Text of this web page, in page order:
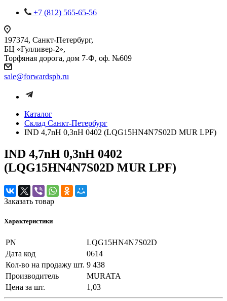
+7 (812) 565-65-56
197374, Санкт-Петербург,
БЦ «Гулливер-2»,
Торфяная дорога, дом 7-Ф, оф. №609
sale@forwardspb.ru
Каталог
Cклад Санкт-Петербург
IND 4,7nH 0,3nH 0402 (LQG15HN4N7S02D MUR LPF)
IND 4,7nH 0,3nH 0402
(LQG15HN4N7S02D MUR LPF)
Заказать товар
Характеристики
PN
LQG15HN4N7S02D
Дата код
0614
Кол-во на продажу шт. 9 438
Производитель
MURATA
Цена за шт.
1,03